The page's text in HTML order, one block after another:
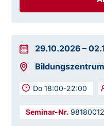
29.10.2026 –
Do 18:00-22:00